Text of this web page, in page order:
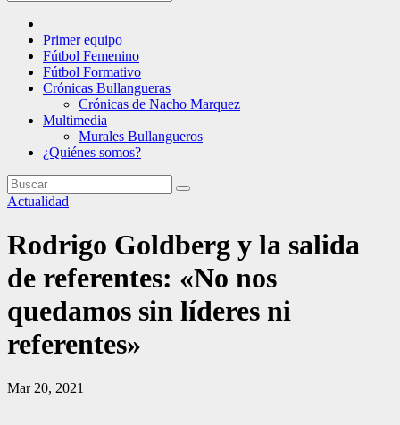
Primer equipo
Fútbol Femenino
Fútbol Formativo
Crónicas Bullangueras
Crónicas de Nacho Marquez
Multimedia
Murales Bullangueros
¿Quiénes somos?
Actualidad
Rodrigo Goldberg y la salida
de referentes: «No nos
quedamos sin líderes ni
referentes»
Mar 20, 2021